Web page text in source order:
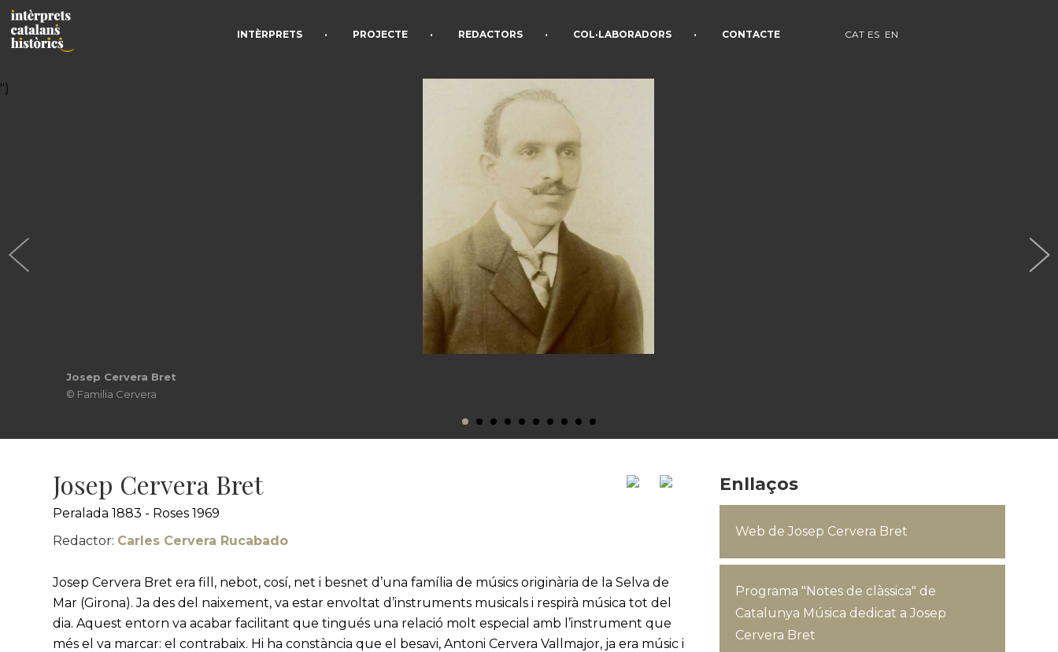
INTÈRPRETS • PROJECTE • REDACTORS • COL·LABORADORS • CONTACTE CAT ES EN
")
Josep Cervera Bret
© Familia Cervera
Josep Cervera Bret
Peralada 1883 - Roses 1969
Redactor: Carles Cervera Rucabado
Josep Cervera Bret era fill, nebot, cosí, net i besnet d’una família de músics originària de la Selva de
Mar (Girona). Ja des del naixement, va estar envoltat d’instruments musicals i respirà música tot del
dia. Aquest entorn va acabar facilitant que tingués una relació molt especial amb l’instrument que
més el va marcar: el contrabaix. Hi ha constància que el besavi, Antoni Cervera Vallmajor, ja era músic i
Enllaços
Web de Josep Cervera Bret
Programa "Notes de clàssica" de
Catalunya Música dedicat a Josep
Cervera Bret